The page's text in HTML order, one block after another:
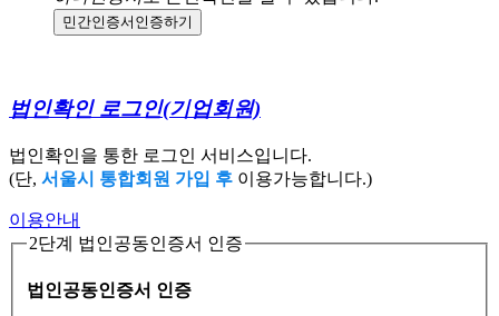
민간인증서 인증하기
법인확인 로그인(기업회원)
법인확인을 통한 로그인 서비스입니다.
(단, 서울시 통합회원 가입 후 이용가능합니다.)
이용안내
2단계 법인공동인증서 인증
법인공동인증서 인증